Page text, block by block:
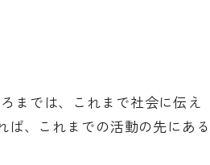
までは、これまで社会に伝え
ば、これまでの活動の先にある